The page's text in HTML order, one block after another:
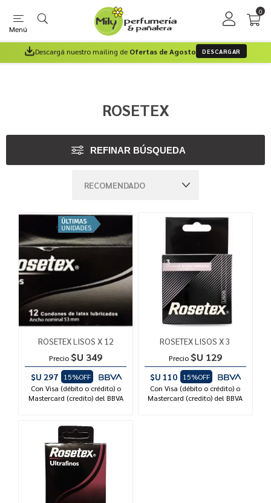
Menú
0
Descargá nuestro mailing de Ofertas de Agosto DESCARGAR
ROSETEX
REFINAR BÚSQUEDA
ROSETEX LISOS X 12
Precio $U 349
$U 297
15%OFF
Con Visa (débito o crédito) o
Mastercard (credito) del BBVA
ROSETEX LISOS X 3
Precio $U 129
$U 110
15%OFF
Con Visa (débito o crédito) o
Mastercard (credito) del BBVA